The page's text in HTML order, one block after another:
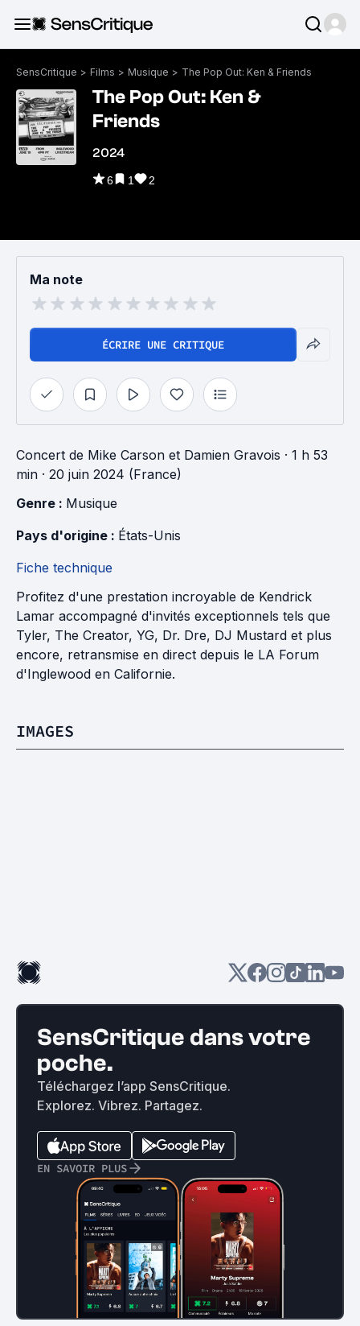
SensCritique > Films > Musique > The Pop Out: Ken & Friends
The Pop Out: Ken &
Friends
2024
6 1 2
Ma note
ÉCRIRE UNE CRITIQUE
Concert de Mike Carson et Damien Gravois · 1 h 53
min · 20 juin 2024 (France)
Genre : Musique
Pays d'origine : États-Unis
Fiche technique
Profitez d'une prestation incroyable de Kendrick
Lamar accompagné d'invités exceptionnels tels que
Tyler, The Creator, YG, Dr. Dre, DJ Mustard et plus
encore, retransmise en direct depuis le LA Forum
d'Inglewood en Californie.
IMAGES
SensCritique dans votre
poche.
Téléchargez l’app SensCritique.
Explorez. Vibrez. Partagez.
EN SAVOIR PLUS